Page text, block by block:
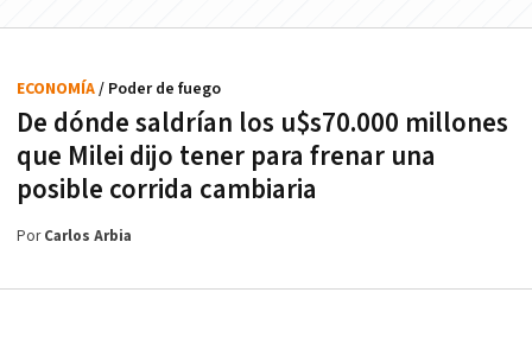
De dónde saldrían los u$s70.000 millones
que Milei dijo tener para frenar una
posible corrida cambiaria
ECONOMÍA/ Poder de fuego
PorCarlos Arbia